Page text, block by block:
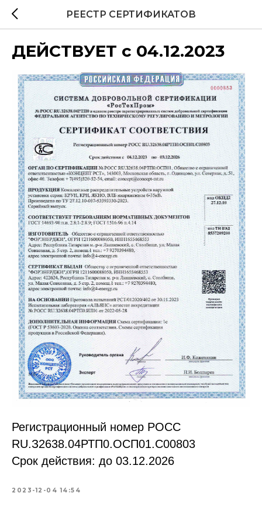
РЕЕСТР СЕРТИФИКАТОВ
ДЕЙСТВУЕТ с 04.12.2023
Регистрационный номер РОСС
RU.З2638.04РТП0.OCП01.С00803
Срок действия: до 03.12.2026
2023-12-04 14:54